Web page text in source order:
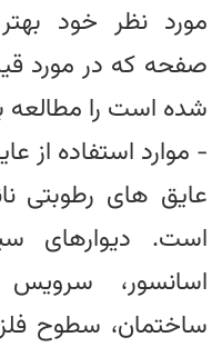
مورد نظر خود
صفحه که در مورد
شده است را مطالعه
- موارد استفاده از
عایق های رطوبتی
است. دیوارهای
اسانسور،
ساختمان، سطوح